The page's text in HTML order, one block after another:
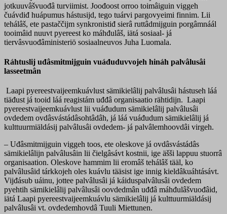
jotkuuvâšvuođâ turviimist. Joođoost orroo toimâiguin viggeh
čuávdiđ huápumus hástusijd, tego tuárvi pargovyeimi finnim. Lii
tehálâš, ete pastaččijm synkronistiđ sierâ ruttâdmijguin porgâmnáál
tooimâid nuuvt pyereest ko máhđulâš, iätá sosiaal- já
tiervâsvuođâministeriö sosiaalneuvos Juha Luomala.
Ráhtuslij uđâsmitmijguin vuáđuduvvojeh hináh palvâlusâi
lasseetmân
Laapi pyereestvaijeemkuávlust sämikielâlij palvâlusâi hástuseh láá
tiäđust já tooid láá reagistám uđđâ organisaatio rähtidijn. Laapi
pyereestvaijeemkuávlust lii vuáđudum sämikielâlij palvâlusâi
ovdedem ovdâsvástádâsohtâdâh, já láá vuáđudum sämikielâlij já
kulttuurmiäldásij palvâlusâi ovdedem- já palvâlemhoovdâi virgeh.
– Uđâsmitmijguin viggeh toos, ete oleskove já ovdâsvástádâs
sämikielâlijn palvâlusâin lii čielgâsávt kostnii, ige äšši lappuu stuorrâ
organisaation. Oleskove hammim lii eromâš tehálâš tääl, ko
palvâlusâid tárkkojeh oles kuávlu tääsist ige innig kieldâkuáhtásávt.
Vijđásub uáinu, jottee palvâlusâi já káiduspalvâlusâi ovdedem
pyehtih sämikielâlij palvâlusâi oovdedmân uđđâ máhđulâšvuođâid,
iätá Laapi pyereestvaijeemkuávlu sämikielâlij já kulttuurmiäldásij
palvâlusâi vt. ovdedemhovdâ Tuuli Miettunen.